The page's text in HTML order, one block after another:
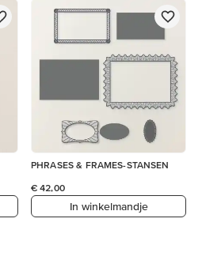
PHRASES & FRAMES-STANSEN
€ 42,00
In winkelmandje